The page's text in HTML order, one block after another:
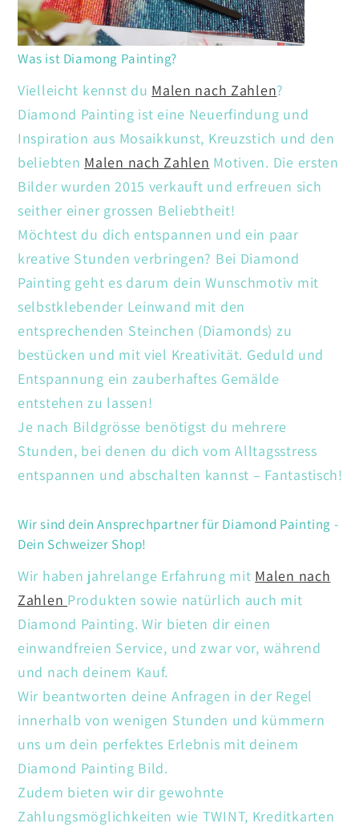
Was ist Diamong Painting?
Vielleicht kennst du Malen nach Zahlen?
Diamond Painting ist eine Neuerfindung und
Inspiration aus Mosaikkunst, Kreuzstich und den
beliebten Malen nach Zahlen Motiven. Die ersten
Bilder wurden 2015 verkauft und erfreuen sich
seither einer grossen Beliebtheit!
Möchtest du dich entspannen und ein paar
kreative Stunden verbringen? Bei Diamond
Painting geht es darum dein Wunschmotiv mit
selbstklebender Leinwand mit den
entsprechenden Steinchen (Diamonds) zu
bestücken und mit viel Kreativität. Geduld und
Entspannung ein zauberhaftes Gemälde
entstehen zu lassen!
Je nach Bildgrösse benötigst du mehrere
Stunden, bei denen du dich vom Alltagsstress
entspannen und abschalten kannst – Fantastisch!
Wir sind dein Ansprechpartner für Diamond Painting -
Dein Schweizer Shop!
Wir haben jahrelange Erfahrung mit Malen nach
Zahlen Produkten sowie natürlich auch mit
Diamond Painting. Wir bieten dir einen
einwandfreien Service, und zwar vor, während
und nach deinem Kauf.
Wir beantworten deine Anfragen in der Regel
innerhalb von wenigen Stunden und kümmern
uns um dein perfektes Erlebnis mit deinem
Diamond Painting Bild.
Zudem bieten wir dir gewohnte
Zahlungsmöglichkeiten wie TWINT, Kreditkarten